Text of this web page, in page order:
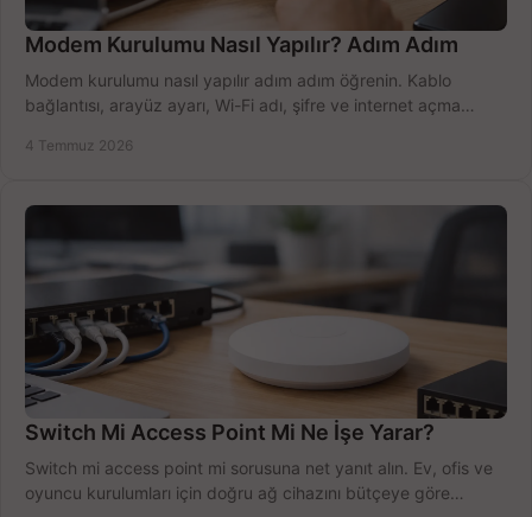
Modem Kurulumu Nasıl Yapılır? Adım Adım
Modem kurulumu nasıl yapılır adım adım öğrenin. Kablo
bağlantısı, arayüz ayarı, Wi-Fi adı, şifre ve internet açma
4 Temmuz 2026
Switch Mi Access Point Mi Ne İşe Yarar?
Switch mi access point mi sorusuna net yanıt alın. Ev, ofis ve
oyuncu kurulumları için doğru ağ cihazını bütçeye göre